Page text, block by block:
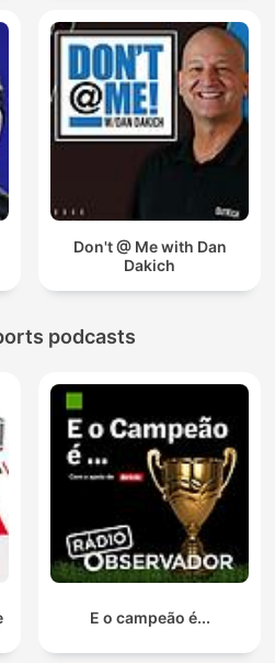
Don't @ Me with Dan
Dakich
podcasts
E o campeão é...